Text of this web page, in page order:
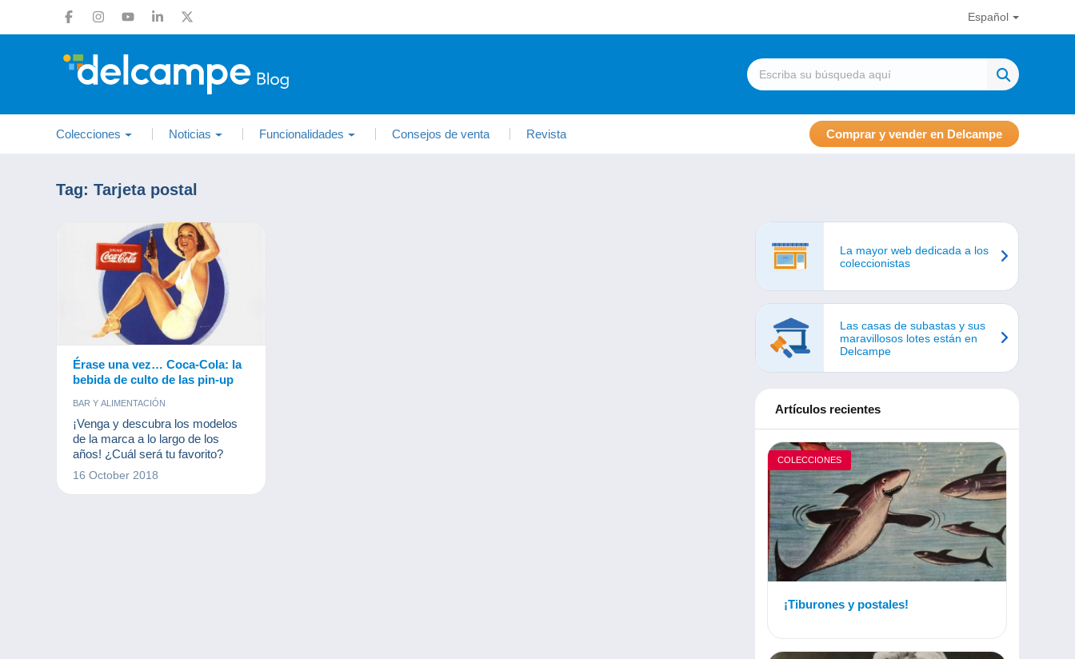
Español
Colecciones Noticias Funcionalidades Consejos de venta Revista Comprar y vender en Delcampe
Tag: Tarjeta postal
Érase una vez… Coca-Cola: la
bebida de culto de las pin-up
BAR Y ALIMENTACIÓN
¡Venga y descubra los modelos
de la marca a lo largo de los
años! ¿Cuál será tu favorito?
16 October 2018
La mayor web dedicada a los
coleccionistas
Las casas de subastas y sus
maravillosos lotes están en
Delcampe
Artículos recientes
COLECCIONES
¡Tiburones y postales!